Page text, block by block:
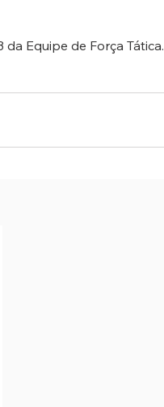
Equipe de Força Tática.